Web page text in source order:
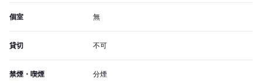
個室 無
貸切 不可
禁煙・喫煙
分煙